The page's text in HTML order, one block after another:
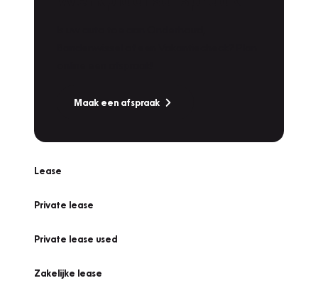
Maak een afspraak
Lease
Private lease
Private lease used
Zakelijke lease